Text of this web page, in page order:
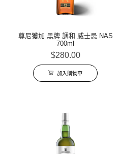
尊尼獲加 黑牌 調和 威士忌 NAS
700ml
$280.00
加入購物車